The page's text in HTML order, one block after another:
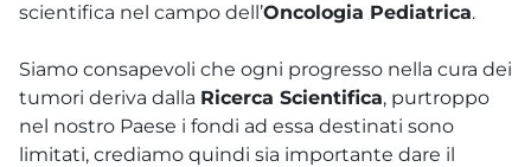
scientifica nel campo dell’Oncologia Pediatrica.
Siamo consapevoli che ogni progresso nella cura dei
tumori deriva dalla Ricerca Scientifica, purtroppo
nel nostro Paese i fondi ad essa destinati sono
limitati, crediamo quindi sia importante dare il